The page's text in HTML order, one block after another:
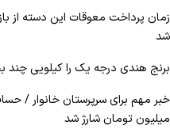
زمان پرداخت معوقات این دسته
شد
برنج هندی درجه یک را کیلویی چند
میلیون تومان شارژ شد